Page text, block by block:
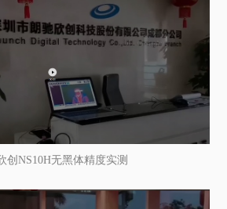
创NS10H无黑体精度实测